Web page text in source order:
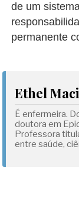
de um
permanente
Ethel
É enfermeira.
doutora em
Professora
entre saúde,